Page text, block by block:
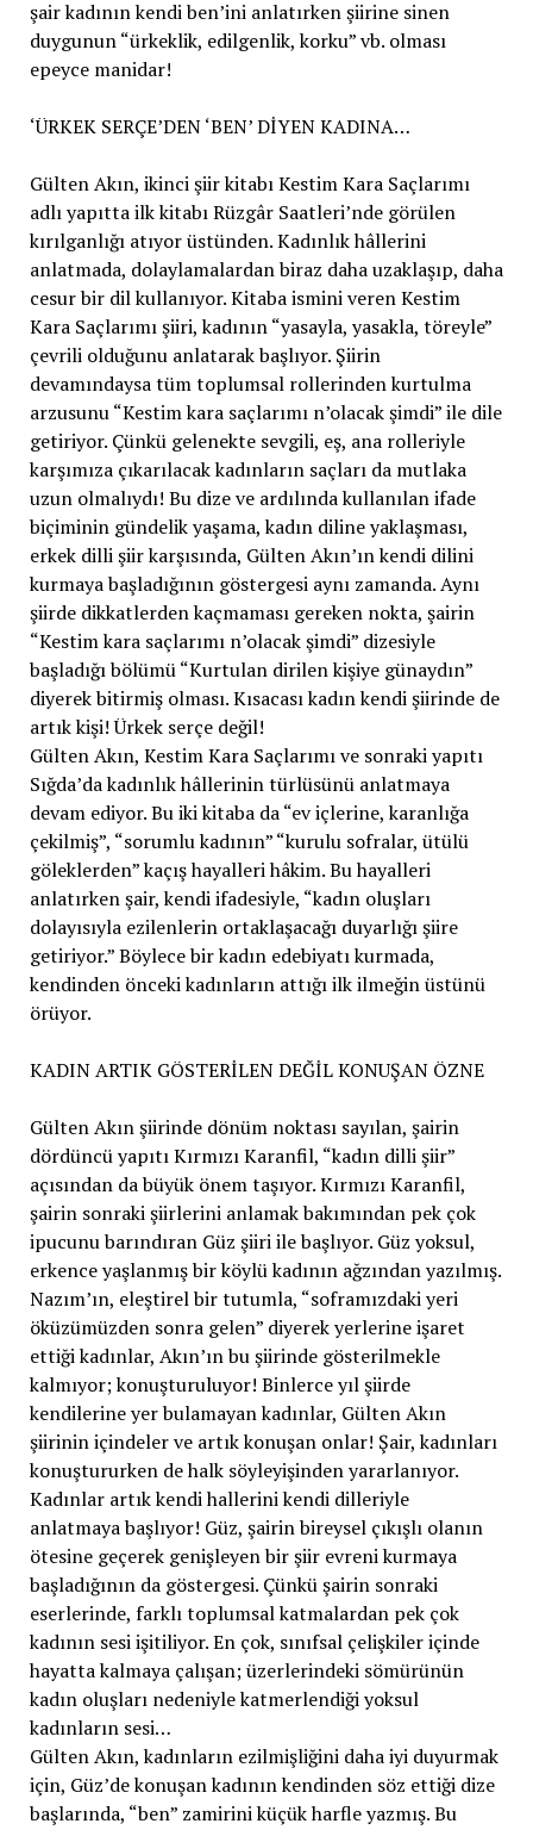
şair kadının kendi ben’ini anlatırken şiirine sinen
duygunun “ürkeklik, edilgenlik, korku” vb. olması
epeyce manidar!
‘ÜRKEK SERÇE’DEN ‘BEN’ DİYEN KADINA…
Gülten Akın, ikinci şiir kitabı Kestim Kara Saçlarımı
adlı yapıtta ilk kitabı Rüzgâr Saatleri’nde görülen
kırılganlığı atıyor üstünden. Kadınlık hâllerini
anlatmada, dolaylamalardan biraz daha uzaklaşıp, daha
cesur bir dil kullanıyor. Kitaba ismini veren Kestim
Kara Saçlarımı şiiri, kadının “yasayla, yasakla, töreyle”
çevrili olduğunu anlatarak başlıyor. Şiirin
devamındaysa tüm toplumsal rollerinden kurtulma
arzusunu “Kestim kara saçlarımı n’olacak şimdi” ile dile
getiriyor. Çünkü gelenekte sevgili, eş, ana rolleriyle
karşımıza çıkarılacak kadınların saçları da mutlaka
uzun olmalıydı! Bu dize ve ardılında kullanılan ifade
biçiminin gündelik yaşama, kadın diline yaklaşması,
erkek dilli şiir karşısında, Gülten Akın’ın kendi dilini
kurmaya başladığının göstergesi aynı zamanda. Aynı
şiirde dikkatlerden kaçmaması gereken nokta, şairin
“Kestim kara saçlarımı n’olacak şimdi” dizesiyle
başladığı bölümü “Kurtulan dirilen kişiye günaydın”
diyerek bitirmiş olması. Kısacası kadın kendi şiirinde de
artık kişi! Ürkek serçe değil!
Gülten Akın, Kestim Kara Saçlarımı ve sonraki yapıtı
Sığda’da kadınlık hâllerinin türlüsünü anlatmaya
devam ediyor. Bu iki kitaba da “ev içlerine, karanlığa
çekilmiş”, “sorumlu kadının” “kurulu sofralar, ütülü
göleklerden” kaçış hayalleri hâkim. Bu hayalleri
anlatırken şair, kendi ifadesiyle, “kadın oluşları
dolayısıyla ezilenlerin ortaklaşacağı duyarlığı şiire
getiriyor.” Böylece bir kadın edebiyatı kurmada,
kendinden önceki kadınların attığı ilk ilmeğin üstünü
örüyor.
KADIN ARTIK GÖSTERİLEN DEĞİL KONUŞAN ÖZNE
Gülten Akın şiirinde dönüm noktası sayılan, şairin
dördüncü yapıtı Kırmızı Karanfil, “kadın dilli şiir”
açısından da büyük önem taşıyor. Kırmızı Karanfil,
şairin sonraki şiirlerini anlamak bakımından pek çok
ipucunu barındıran Güz şiiri ile başlıyor. Güz yoksul,
erkence yaşlanmış bir köylü kadının ağzından yazılmış.
Nazım’ın, eleştirel bir tutumla, “soframızdaki yeri
öküzümüzden sonra gelen” diyerek yerlerine işaret
ettiği kadınlar, Akın’ın bu şiirinde gösterilmekle
kalmıyor; konuşturuluyor! Binlerce yıl şiirde
kendilerine yer bulamayan kadınlar, Gülten Akın
şiirinin içindeler ve artık konuşan onlar! Şair, kadınları
konuştururken de halk söyleyişinden yararlanıyor.
Kadınlar artık kendi hallerini kendi dilleriyle
anlatmaya başlıyor! Güz, şairin bireysel çıkışlı olanın
ötesine geçerek genişleyen bir şiir evreni kurmaya
başladığının da göstergesi. Çünkü şairin sonraki
eserlerinde, farklı toplumsal katmalardan pek çok
kadının sesi işitiliyor. En çok, sınıfsal çelişkiler içinde
hayatta kalmaya çalışan; üzerlerindeki sömürünün
kadın oluşları nedeniyle katmerlendiği yoksul
kadınların sesi…
Gülten Akın, kadınların ezilmişliğini daha iyi duyurmak
için, Güz’de konuşan kadının kendinden söz ettiği dize
başlarında, “ben” zamirini küçük harfle yazmış. Bu